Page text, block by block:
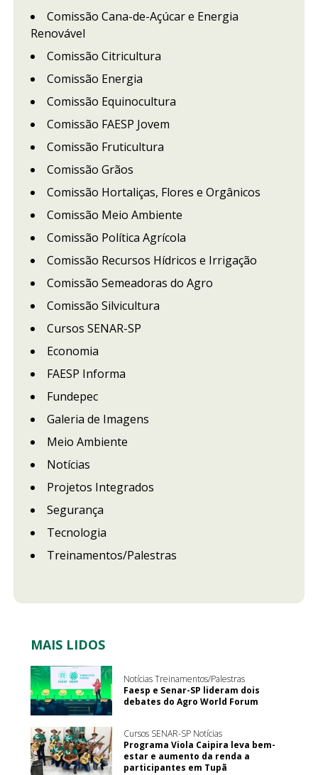
Comissão Cana-de-Açúcar e Energia
Renovável
Comissão Citricultura
Comissão Energia
Comissão Equinocultura
Comissão FAESP Jovem
Comissão Fruticultura
Comissão Grãos
Comissão Hortaliças, Flores e Orgânicos
Comissão Meio Ambiente
Comissão Política Agrícola
Comissão Recursos Hídricos e Irrigação
Comissão Semeadoras do Agro
Comissão Silvicultura
Cursos SENAR-SP
Economia
FAESP Informa
Fundepec
Galeria de Imagens
Meio Ambiente
Notícias
Projetos Integrados
Segurança
Tecnologia
Treinamentos/Palestras
MAIS LIDOS
Notícias Treinamentos/Palestras
Faesp e Senar-SP lideram dois
debates do Agro World Forum
Cursos SENAR-SP Notícias
Programa Viola Caipira leva bem-
estar e aumento da renda a
participantes em Tupã